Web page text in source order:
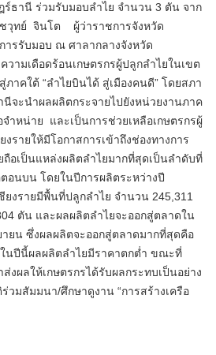
ร์ธานี ร่วมรับมอบลำไย จำนวน 3 ตัน จาก
ชวุทย์ จินโต ผู้ว่าราชการจังหวัด
ารรับมอบ ณ ศาลากลางจังหวัด
ามเดือดร้อนเกษตรกรผู้ปลูกลำไยในเขต
าคใต้ “ลำไยบินได้ สู่เมืองคนดี” โดยสภา
นีจะนำผลผลิตกระจายไปยังหน่วยงานภาค
ำหน่าย และเป็นการช่วยเหลือเกษตรกรผู้
รายให้มีโอกาสการเข้าถึงช่องทางการ
ถือเป็นแหล่งผลิตลำไยมากที่สุดเป็นลำดับที่
อนบน โดยในปีการผลิตระหว่างปี
ยงรายมีพื้นที่ปลูกลำไย จำนวน 245,311
ตัน และผลผลิตลำไยจะออกสู่ตลาดใน
ยน ซึ่งผลผลิตจะออกสู่ตลาดมากที่สุดคือ
นปีนี้ผลผลิตลำไยมีราคาตกต่ำ ขณะที่
งผลให้เกษตรกรได้รับผลกระทบเป็นอย่าง
วมสัมมนา/ศึกษาดูงาน “การสร้างเครือ